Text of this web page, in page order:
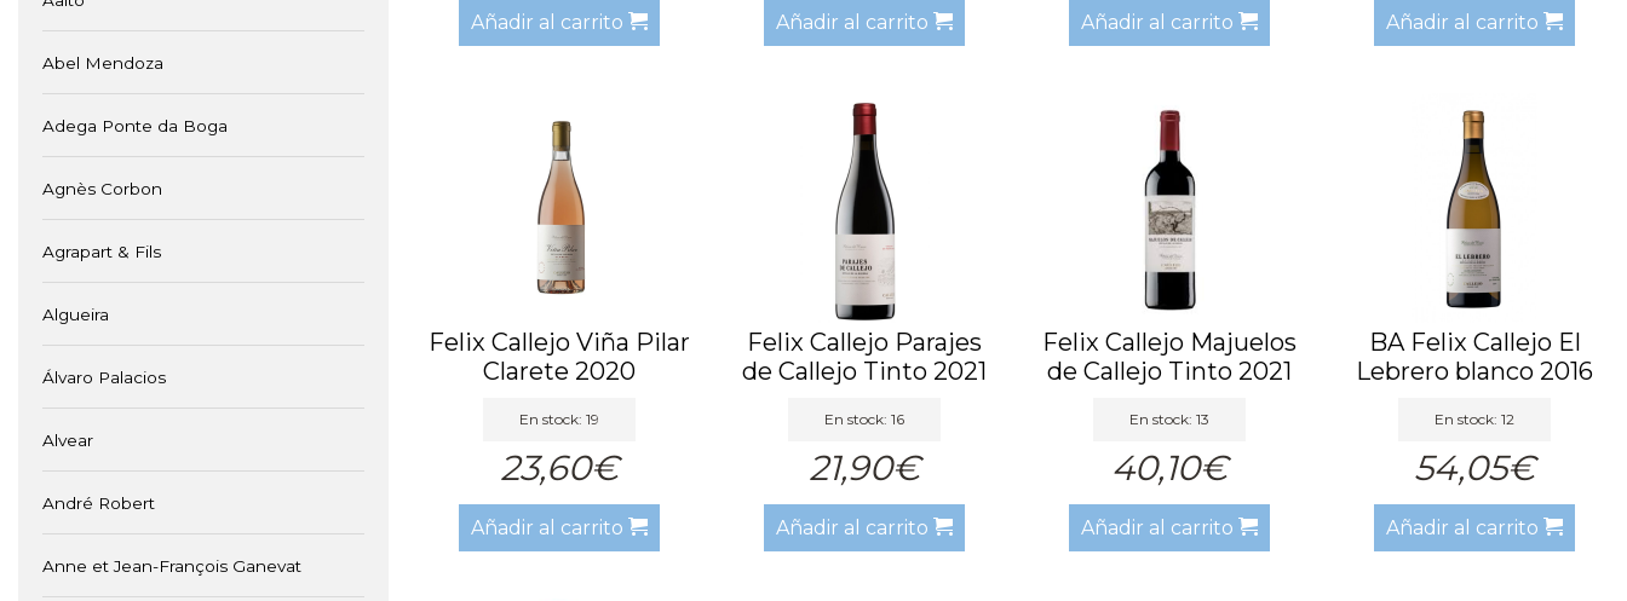
Abel Mendoza
Adega Ponte da Boga
Agnès Corbon
Agrapart & Fils
Algueira
Álvaro Palacios
Alvear
André Robert
Anne et Jean-François Ganevat
Añadir al carrito Añadir al carrito Añadir al carrito Añadir al carrito
Felix Callejo Viña Pilar
Clarete 2020
En stock: 19
23,60€
Añadir al carrito
Felix Callejo Parajes
de Callejo Tinto 2021
En stock: 16
21,90€
Añadir al carrito
Felix Callejo Majuelos
de Callejo Tinto 2021
En stock: 13
40,10€
Añadir al carrito
BA Felix Callejo El
Lebrero blanco 2016
En stock: 12
54,05€
Añadir al carrito